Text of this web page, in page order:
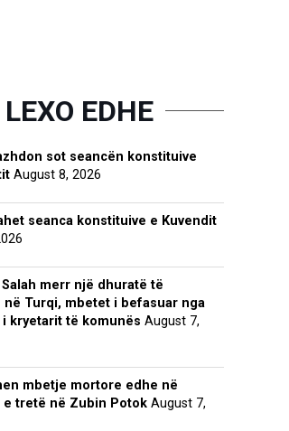
LEXO EDHE
sot seancën konstituive
August 8, 2026
seanca konstituive e Kuvendit
Salah merr një dhuratë të
në Turqi, mbetet i befasuar nga
kryetarit të komunës August 7,
mbetje mortore edhe në
e tretë në Zubin Potok August 7,